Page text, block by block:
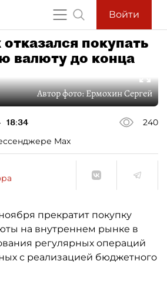
Войти
покупать
валюту до конца
Автор фото:Ермохин Сергей
18:34
240
Max
прекратит покупку
на внутреннем рынке в
регулярных операций
с реализацией бюджетного